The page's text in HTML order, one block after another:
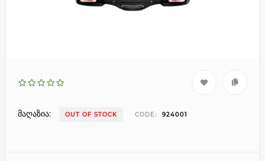
მაღაზია: OUT OF STOCK CODE: 924001